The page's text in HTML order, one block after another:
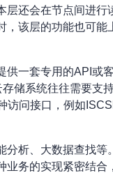
还会在节点间进行
该层的功能也可能
一套专用的API或
储系统往往需要支
访问接口，例如
析、大数据查找
务的实现紧密结合